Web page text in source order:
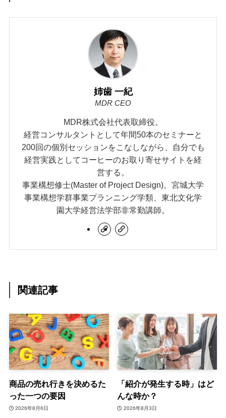
姉歯 一紀
MDR CEO
MDR株式会社代表取締役。
経営コンサルタントとして年間50本のセミナーと
200回の個別セッションをこなしながら、自分でも
経営実践としてコーヒーのお取り寄せサイトを経
営する。
事業構想修士(Master of Project Design)。宮城大学
事業構想学群事業プランニング学類、東北文化学
園大学経営法学部非常勤講師。
関連記事
商品の売れ行きを決めるた
った一つの要因
2026年8月6日
「紹介が発生する時」はど
んな時か？
2026年8月3日